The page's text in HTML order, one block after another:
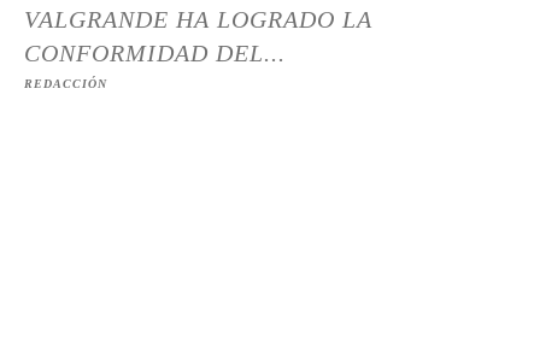
VALGRANDE HA LOGRADO LA
CONFORMIDAD DEL...
REDACCIÓN